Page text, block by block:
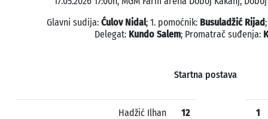
Glavni sudija: Ćulov Nidal; 1. pomoćnik: Busuladžić Rijad
Delegat: Kundo Salem; Promatrač suđenja:
Startna postava
Hadžić Ilhan 12 1